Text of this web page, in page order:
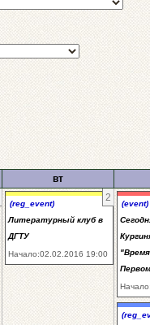
вт
2
(reg_event)
Литературный клуб в
ДГТУ
Начало:02.02.2016 19:00
(event)